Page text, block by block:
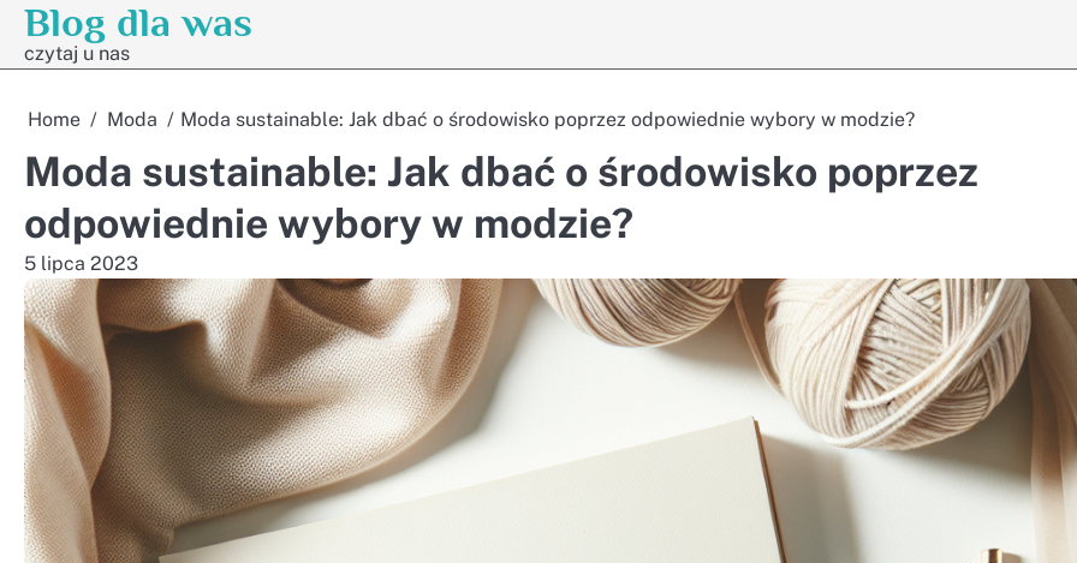
Skip
content
Blog dla was
czytaj u nas
Home Moda Moda sustainable: Jak dbać o środowisko poprzez odpowiednie wybory w modzie?
Moda sustainable: Jak dbać o środowisko poprzez
odpowiednie wybory w modzie?
5 lipca 2023